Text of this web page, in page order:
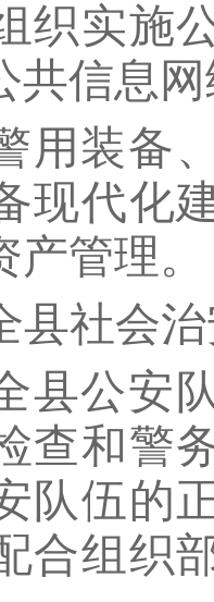
织实施
共信息
用装备
现代化
管理。
县社会
县公安
查和警
队伍的
合组织